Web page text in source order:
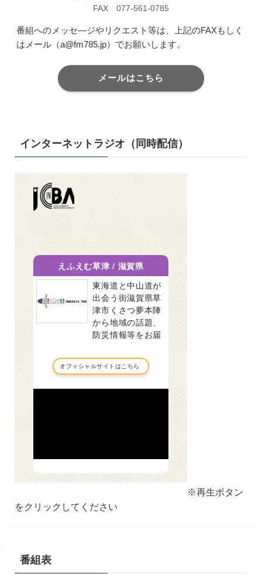
FAX 077-561-0785
番組へのメッセ―ジやリクエスト等は、上記のFAXもしく
はメール（a@fm785.jp）でお願いします。
メールはこちら
インターネットラジオ（同時配信）
※再生ボタン
をクリックしてください
番組表